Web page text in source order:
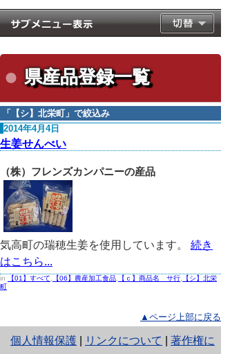
県産品登録一覧
「 【シ】北栄町 」で絞込み
2014年4月4日
生姜せんべい
（株）フレンズカンパニーの産品
気高町の瑞穂生姜を使用しています。 続き
はこちら...
in 【01】すべて 【06】農産加工食品 【ｃ】商品名 サ行
【シ】北栄
町
▲ページ上部に戻る
個人情報保護 と
リンクについて 著作権に